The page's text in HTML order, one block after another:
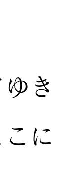
き
に